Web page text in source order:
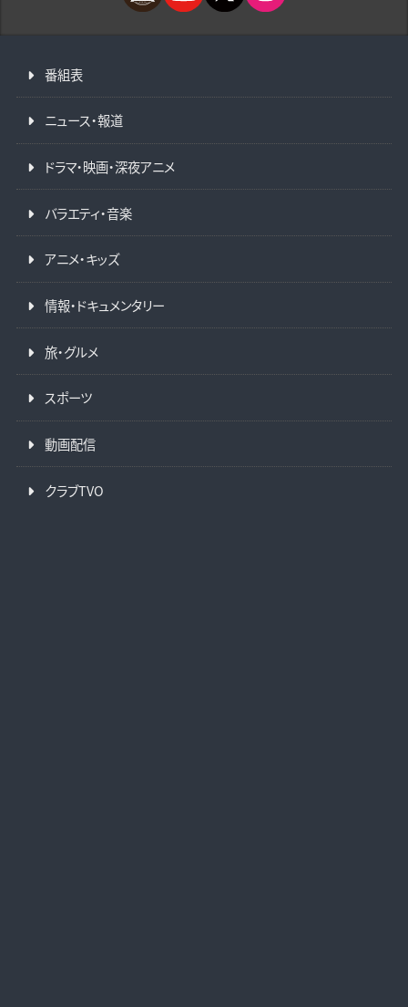
番組表
ニュース・報道
ドラマ・映画・深夜アニメ
バラエティ・音楽
アニメ・キッズ
情報・ドキュメンタリー
旅・グルメ
スポーツ
動画配信
クラブTVO